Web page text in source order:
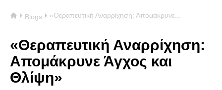
Blogs «Θεραπευτική Αναρρίχηση: Απομάκρυνε...
«Θεραπευτική Αναρρίχηση:
Απομάκρυνε Άγχος και
Θλίψη»